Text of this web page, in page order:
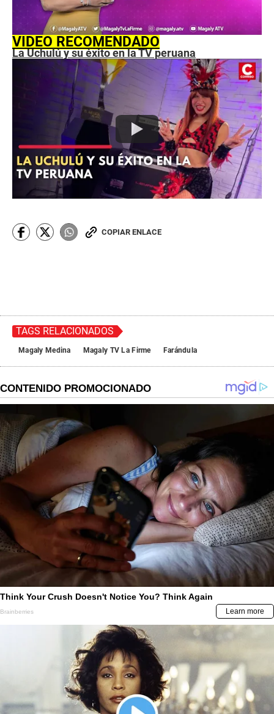
VIDEO RECOMENDADO
La Uchulú y su éxito en la TV peruana
COPIAR ENLACE
TAGS RELACIONADOS
Magaly Medina Magaly TV La Firme Farándula